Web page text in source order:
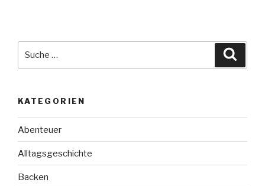
KATEGORIEN
Abenteuer
Alltagsgeschichte
Backen